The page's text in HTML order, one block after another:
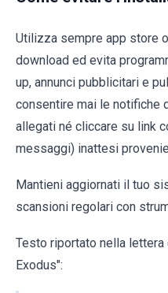
Utilizza sempre app store
download ed evita
up, annunci pubblicitari e
consentire mai le notifiche
allegati né cliccare su link
messaggi) inattesi
Mantieni aggiornati il tuo
scansioni regolari con
Testo riportato nella
Exodus":